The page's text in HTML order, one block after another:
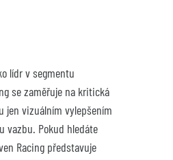
lídr v segmentu
se zaměřuje na kritická
jen vizuálním vylepšením
vazbu. Pokud hledáte
Racing představuje